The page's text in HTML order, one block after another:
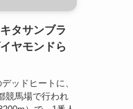
タサンブラ
ヤモンドら
ッドヒートに、
競馬場で行われ